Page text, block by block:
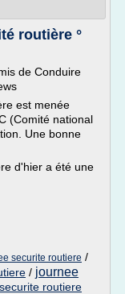
routière °
de Conduire
est menée
(Comité national
Une bonne
d'hier a été une
securite routiere /
/ journee
routiere